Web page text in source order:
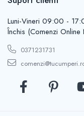
Yale
Zavoare
Generatoare si
Generatoare de curent
Accesorii motoare si
Luni-Vineri 09:00 -
Închis (Comenzi Online
0371231731